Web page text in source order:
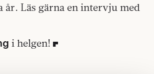
år. Läs gärna en intervju med
i helgen!